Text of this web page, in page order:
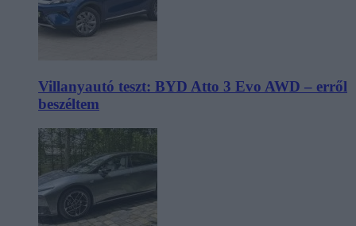
Villanyautó teszt: BYD Atto 3 Evo AWD – erről
beszéltem